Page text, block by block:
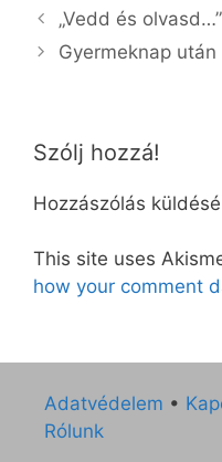
„Vedd és olvasd…”
Gyermeknap után
Szólj hozzá!
Hozzászólás
This site uses
how your comment
Adatvédelem •
Rólunk